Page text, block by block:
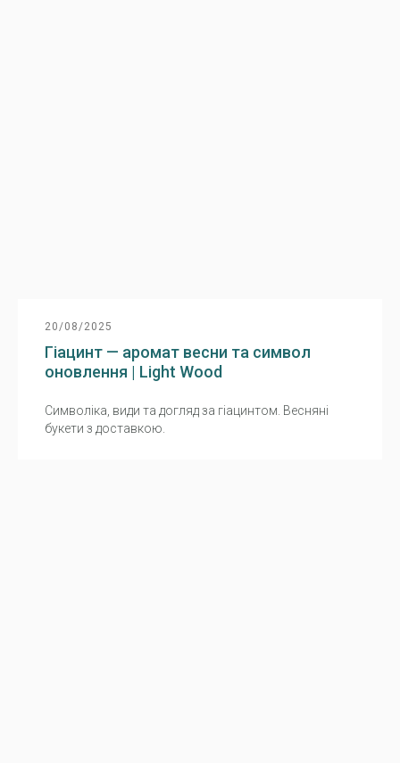
20/08/2025
Гіацинт — аромат весни та символ
оновлення | Light Wood
Символіка, види та догляд за гіацинтом. Весняні
букети з доставкою.